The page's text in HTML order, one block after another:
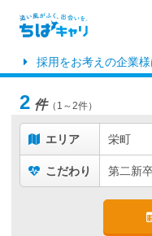
採用をお考えの企業
2 件（1～2件）
エリア 栄町
こだわり 第二新